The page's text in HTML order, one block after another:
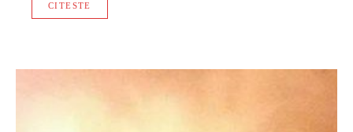
CITESTE